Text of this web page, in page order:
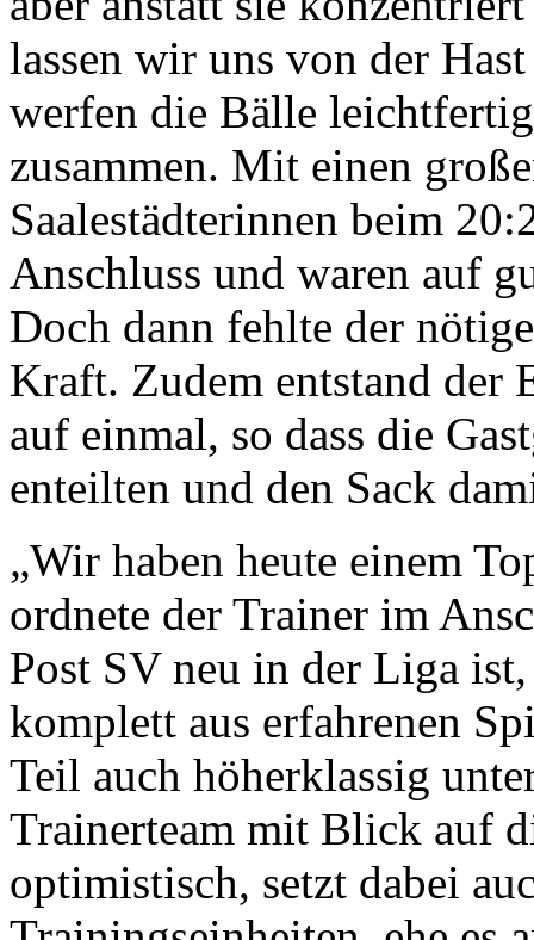
lassen wir uns von der
werfen die Bälle
zusammen. Mit einen
Saalestädterinnen beim
Anschluss und waren auf
Doch dann fehlte der
Kraft. Zudem entstand der
auf einmal, so dass die
enteilten und den Sack
„Wir haben heute einem
ordnete der Trainer im
Post SV neu in der Liga
komplett aus erfahrenen
Teil auch höherklassig
Trainerteam mit Blick auf
optimistisch, setzt dabei